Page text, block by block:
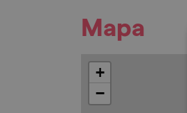
Mapa
+
−